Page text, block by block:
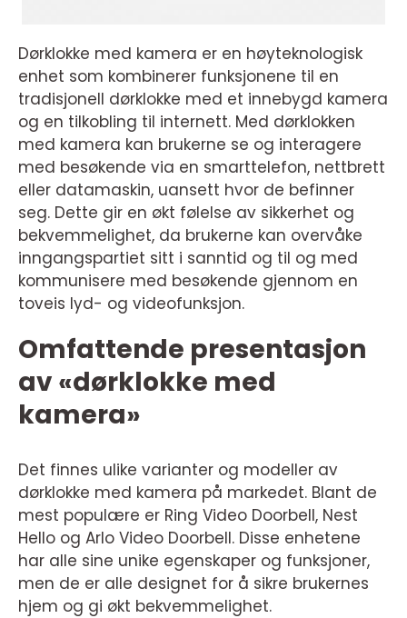
Dørklokke med kamera er en høyteknologisk
enhet som kombinerer funksjonene til en
tradisjonell dørklokke med et innebygd kamera
og en tilkobling til internett. Med dørklokken
med kamera kan brukerne se og interagere
med besøkende via en smarttelefon, nettbrett
eller datamaskin, uansett hvor de befinner
seg. Dette gir en økt følelse av sikkerhet og
bekvemmelighet, da brukerne kan overvåke
inngangspartiet sitt i sanntid og til og med
kommunisere med besøkende gjennom en
toveis lyd- og videofunksjon.
Omfattende presentasjon
av «dørklokke med
kamera»
Det finnes ulike varianter og modeller av
dørklokke med kamera på markedet. Blant de
mest populære er Ring Video Doorbell, Nest
Hello og Arlo Video Doorbell. Disse enhetene
har alle sine unike egenskaper og funksjoner,
men de er alle designet for å sikre brukernes
hjem og gi økt bekvemmelighet.